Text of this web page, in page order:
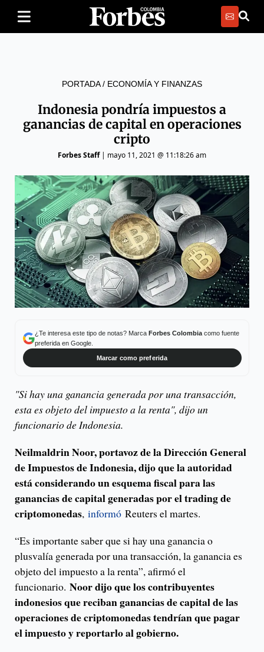
PORTADA/ ECONOMÍA Y FINANZAS
Indonesia pondría impuestos a
ganancias de capital en operaciones
cripto
Forbes Staff| mayo 11, 2021 @ 11:18:26 am
¿Te interesa este tipo de notas? Marca Forbes Colombiacomo fuente
preferida en Google.
Marcar como preferida
"Si hay una ganancia generada por una transacción,
esta es objeto del impuesto a la renta", dijo un
funcionario de Indonesia.
Neilmaldrin Noor, portavoz de la Dirección General
de Impuestos de Indonesia, dijo que la autoridad
está considerando un esquema fiscal para las
ganancias de capital generadas por el trading de
criptomonedas, informó Reuters el martes.
“Es importante saber que si hay una ganancia o
plusvalía generada por una transacción, la ganancia es
objeto del impuesto a la renta”, afirmó el
funcionario. Noor dijo que los contribuyentes
indonesios que reciban ganancias de capital de las
operaciones de criptomonedas tendrían que pagar
el impuesto y reportarlo al gobierno.